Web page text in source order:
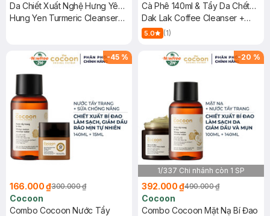
Da Chiết Xuất Nghệ Hưng Yên
3 Món
Hung Yen Turmeric Cleanser
Cà Phê 140ml & Tẩy Da Chết
Mặt 150ml
Dak Lak Coffee Cleanser +
Dak Lak Coffee Face Polish
5.0 (1)
-45 %
166.000 ₫300.000 ₫
Cocoon
Combo Cocoon Nước Tẩy
-20 %
1/337 Chi nhánh còn 1 SP
392.000 ₫490.000 ₫
Cocoon
Combo Cocoon Mặt Nạ Bí Đao